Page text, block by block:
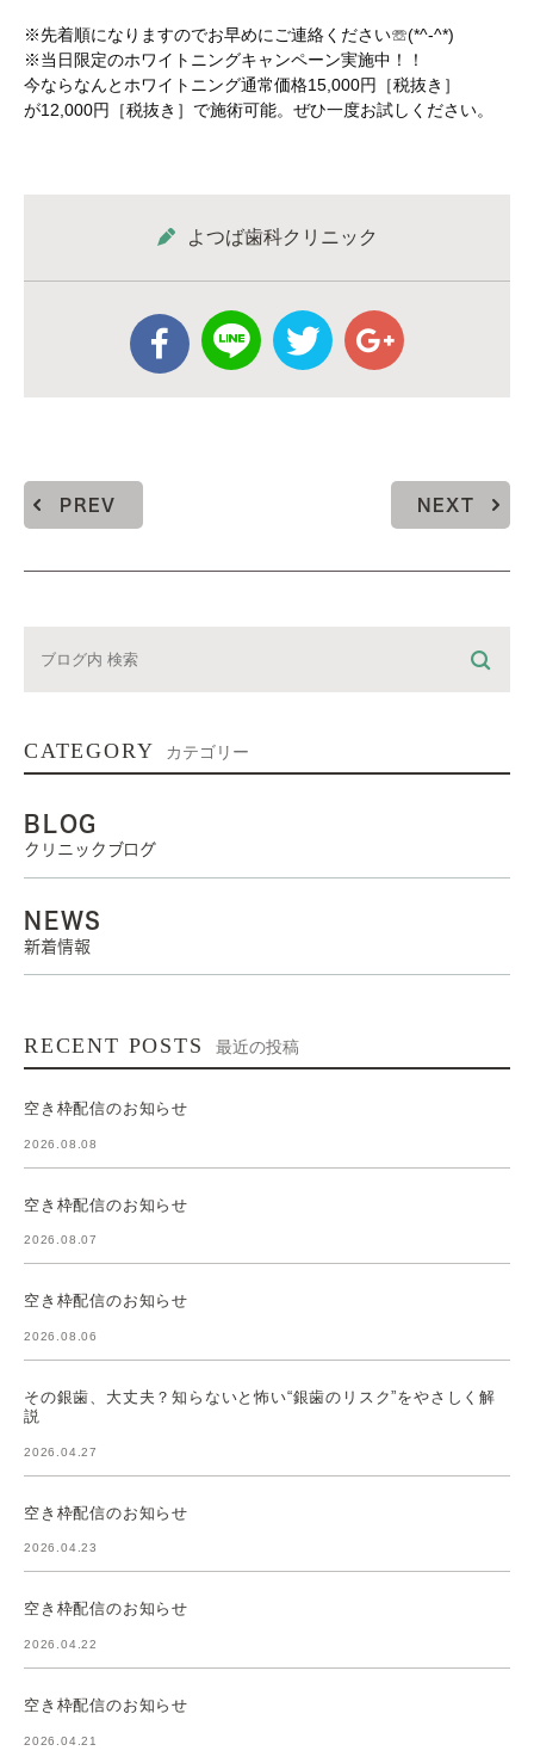
※先着順になりますのでお早めにご連絡ください☏(*^-^*)
※当日限定のホワイトニングキャンペーン実施中！！
今ならなんとホワイトニング通常価格15,000円［税抜き］
が12,000円［税抜き］で施術可能。ぜひ一度お試しください。
よつば歯科クリニック
PREV NEXT
CATEGORY カテゴリー
BLOG
クリニックブログ
NEWS
新着情報
RECENT POSTS 最近の投稿
空き枠配信のお知らせ
2026.08.08
空き枠配信のお知らせ
2026.08.07
空き枠配信のお知らせ
2026.08.06
その銀歯、大丈夫？知らないと怖い“銀歯のリスク”をやさしく解
説
2026.04.27
空き枠配信のお知らせ
2026.04.23
空き枠配信のお知らせ
2026.04.22
空き枠配信のお知らせ
2026.04.21